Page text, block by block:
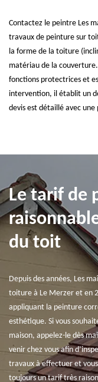
Contactez le peintre Les
travaux de peinture sur
la forme de la toiture
matériau de la
fonctions protectrices et
intervention, il établit un
devis est détaillé avec
Le tarif de
du toit
Depuis des années, Les
toiture à Le Merzer et en
appliquant la peinture
esthétique. Si vous
maison, appelez-le dès
venir chez vous afin
travaux à effectuer et
toujours un tarif très